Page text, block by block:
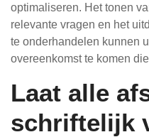
optimaliseren. Het tonen
relevante vragen en het
te onderhandelen kunnen
overeenkomst te komen
Laat alle
schriftelijk